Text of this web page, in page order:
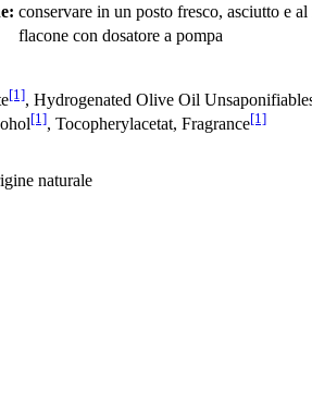
conservare in un posto fresco, asciutto e
flacone con dosatore a pompa
[1], Hydrogenated Olive Oil
[1], Tocopherylacetat, Fragrance[1]
naturale